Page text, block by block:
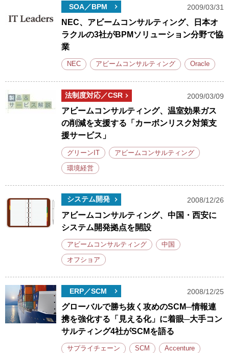
SOA／BPM 2009/03/31
NEC、アビームコンサルティング、日本オ
ラクルの3社がBPMソリューション分野で協
業
NEC アビームコンサルティング Oracle
法制度対応／CSR 2009/03/09
アビームコンサルティング、温室効果ガス
の削減を支援する「カーボンリスク対策支
援サービス」
グリーンIT アビームコンサルティング
環境経営
システム開発 2008/12/26
アビームコンサルティング、中国・西安に
システム開発拠点を開設
アビームコンサルティング 中国
オフショア
ERP／SCM 2008/12/25
グローバルで勝ち抜く攻めのSCM─情報連
携を強化する「見える化」に着眼─大手コン
サルティング4社がSCMを語る
サプライチェーン SCM Accenture